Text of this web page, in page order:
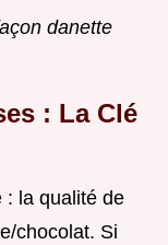
danette
: La Clé
: la qualité de
chocolat. Si